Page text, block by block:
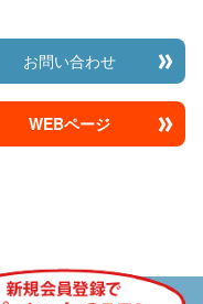
お問い合わせ
WEBページ